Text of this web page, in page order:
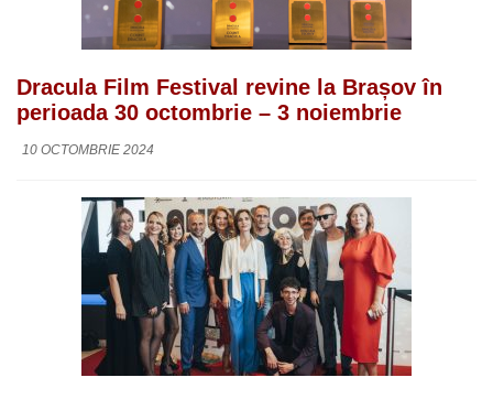
Dracula Film Festival revine la Brașov în
perioada 30 octombrie – 3 noiembrie
10 OCTOMBRIE 2024